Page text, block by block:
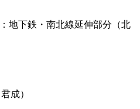
地下鉄・南北線延伸部分（北
成）